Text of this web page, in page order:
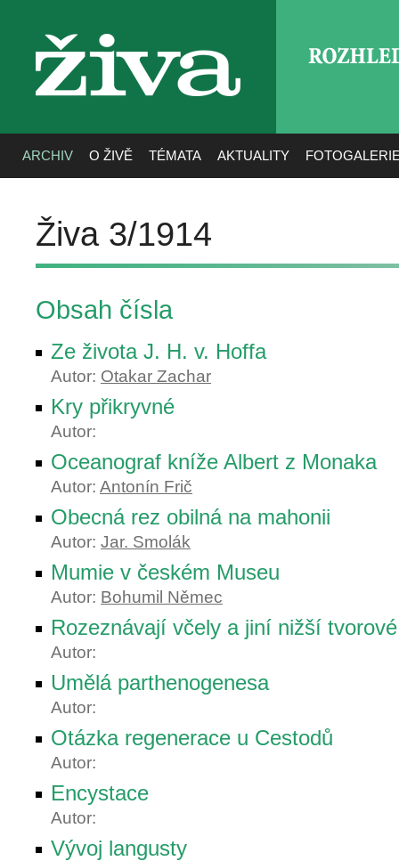
živa
ARCHIV O ŽIVĚ TÉMATA AKTUALITY
Živa 3/1914
Obsah čísla
Ze života J. H. v. Hoffa
Autor: Otakar Zachar
Kry přikryvné
Autor:
Oceanograf kníže Albert z Monaka
Autor: Antonín Frič
Obecná rez obilná na mahonii
Autor: Jar. Smolák
Mumie v českém Museu
Autor: Bohumil Němec
Rozeznávají včely a jiní nižší
Autor:
Umělá parthenogenesa
Autor:
Otázka regenerace u Cestodů
Autor:
Encystace
Autor:
Vývoj langusty